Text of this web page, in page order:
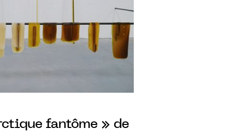
fantôme » de